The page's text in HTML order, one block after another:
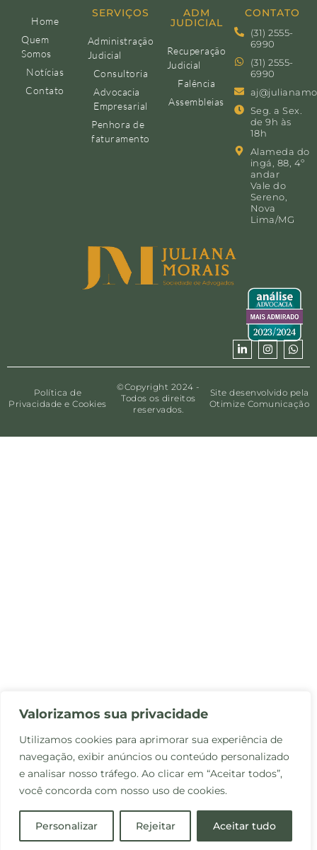
Valorizamos sua privacidade
Utilizamos cookies para aprimorar sua experiência de
navegação, exibir anúncios ou conteúdo personalizado
e analisar nosso tráfego. Ao clicar em “Aceitar todos”,
você concorda com nosso uso de cookies.
Personalizar Rejeitar Aceitar tudo
Home
Quem
Somos
Notícias
Contato
SERVIÇOS
Administração
Judicial
Consultoria
Advocacia
Empresarial
Penhora de
faturamento
ADM
JUDICIAL
Recuperação
Judicial
Falência
Assembleias
CONTATO
(31) 2555-
6990
(31) 2555-
6990
Seg. a Sex.
de 9h às
18h
Alameda do
ingá, 88, 4º
andar
Vale do
Sereno,
Nova
Lima/MG
Política de
Privacidade e Cookies
©Copyright 2024 -
Todos os direitos
reservados.
Site desenvolvido pela
Otimize Comunicação